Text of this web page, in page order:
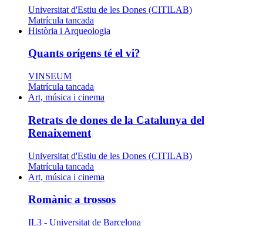
Universitat d'Estiu de les Dones (CITILAB)
Matrícula tancada
Història i Arqueologia
Quants orígens té el vi?
VINSEUM
Matrícula tancada
Art, música i cinema
Retrats de dones de la Catalunya del
Renaixement
Universitat d'Estiu de les Dones (CITILAB)
Matrícula tancada
Art, música i cinema
Romànic a trossos
IL3 - Universitat de Barcelona